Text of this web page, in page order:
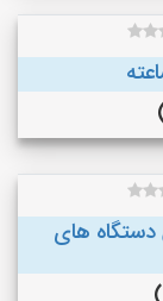
دستگاه های